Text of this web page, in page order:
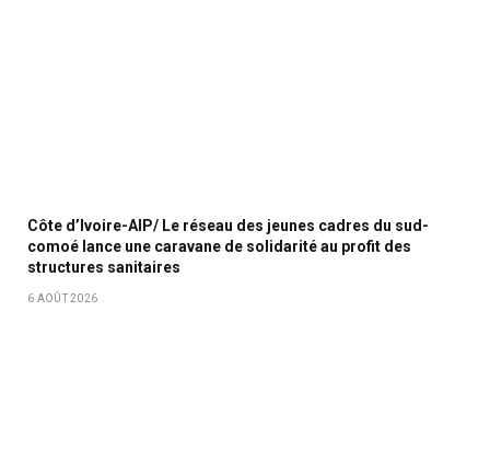
Côte d’Ivoire-AIP/ Le réseau des jeunes cadres du sud-
comoé lance une caravane de solidarité au profit des
structures sanitaires
6 AOÛT 2026